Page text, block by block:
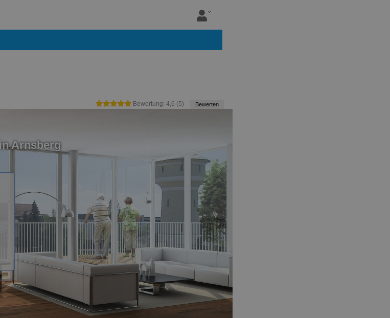
Bewertung: 4,6 (5) Bewerten
Arnsberg